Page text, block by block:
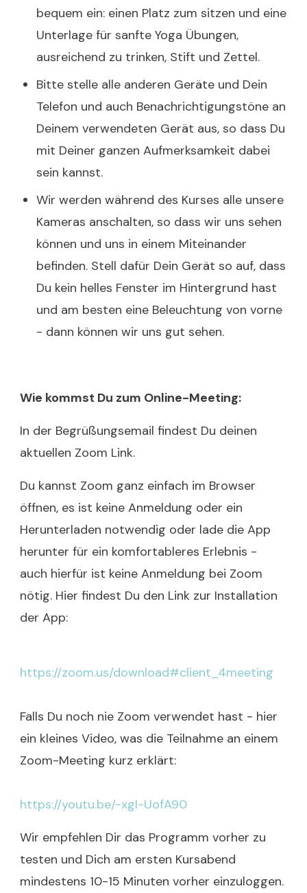
bequem ein: einen Platz zum sitzen und eine
Unterlage für sanfte Yoga Übungen,
ausreichend zu trinken, Stift und Zettel.
Bitte stelle alle anderen Geräte und Dein
Telefon und auch Benachrichtigungstöne an
Deinem verwendeten Gerät aus, so dass Du
mit Deiner ganzen Aufmerksamkeit dabei
sein kannst.
Wir werden während des Kurses alle unsere
Kameras anschalten, so dass wir uns sehen
können und uns in einem Miteinander
befinden. Stell dafür Dein Gerät so auf, dass
Du kein helles Fenster im Hintergrund hast
und am besten eine Beleuchtung von vorne
- dann können wir uns gut sehen.
Wie kommst Du zum Online-Meeting:
In der Begrüßungsemail findest Du deinen
aktuellen Zoom Link.
Du kannst Zoom ganz einfach im Browser
öffnen, es ist keine Anmeldung oder ein
Herunterladen notwendig oder lade die App
herunter für ein komfortableres Erlebnis -
auch hierfür ist keine Anmeldung bei Zoom
nötig. Hier findest Du den Link zur Installation
der App:
https://zoom.us/download#client_4meeting
Falls Du noch nie Zoom verwendet hast - hier
ein kleines Video, was die Teilnahme an einem
Zoom-Meeting kurz erklärt:
https://youtu.be/-xgI-UofA90
Wir empfehlen Dir das Programm vorher zu
testen und Dich am ersten Kursabend
mindestens 10-15 Minuten vorher einzuloggen.